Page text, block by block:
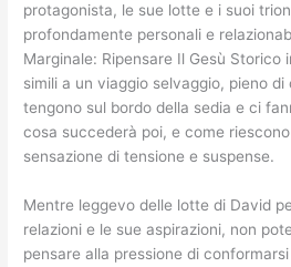
protagonista, le sue lotte e i suoi
profondamente personali e
Marginale: Ripensare Il Gesù Storico
simili a un viaggio selvaggio, pieno
tengono sul bordo della sedia e ci
cosa succederà poi, e come
sensazione di tensione e suspense.
Mentre leggevo delle lotte di David
relazioni e le sue aspirazioni, non
pensare alla pressione di